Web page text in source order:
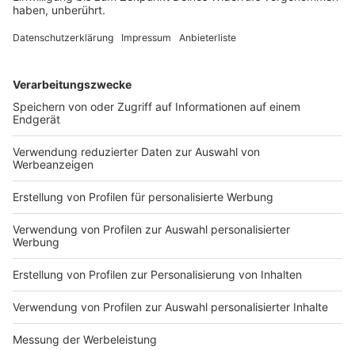
erlebt ihr das Oktoberfest 2026 hautnah! Entdeckt
Anfahrt und mehr!
DEINE GEMERKTEN ARTIKEL
Du hast dir noch keine Artikel gemerkt
Markiere sie hierfür mit einem